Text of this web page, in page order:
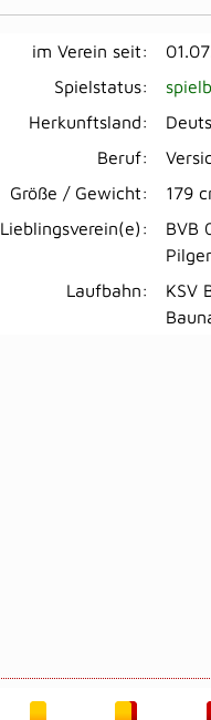
im Verein seit:
Spielstatus:
Herkunftsland:
Beruf:
Größe / Gewicht:
179
Lieblingsverein(e):
BVB
Laufbahn:
KSV